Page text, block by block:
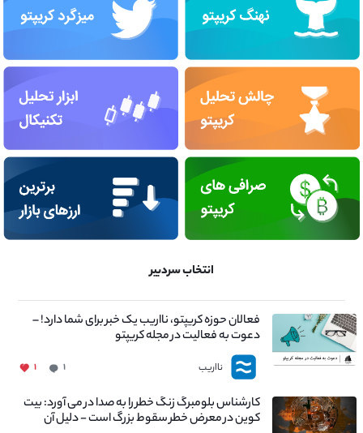
انتخاب سردبیر
فعالان حوزه کریپتو، نااریب یک خبر برای شما دارد! –
دعوت به فعالیت در مجله کریپتو
نااریب ۱ ۱
کارشناس بلومبرگ زنگ خطر را به صدا در می آورد: بیت
کوین در معرض خطر سقوط بزرگ است - دلیل آن